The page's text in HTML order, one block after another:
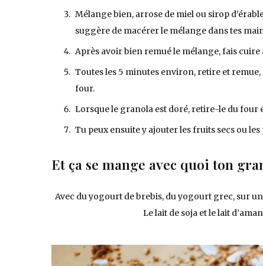
Mélange bien, arrose de miel ou sirop
suggère de macérer le mélange dans tes
Après avoir bien remué le mélange, fais
Toutes les 5 minutes environ, retire et remue,
four.
Lorsque le granola est doré, retire-le du four
Tu peux ensuite y ajouter les fruits secs ou
Et ça se mange avec quoi ton
Avec du yogourt de brebis, du yogourt grec, sur
Le lait de soja et le lait